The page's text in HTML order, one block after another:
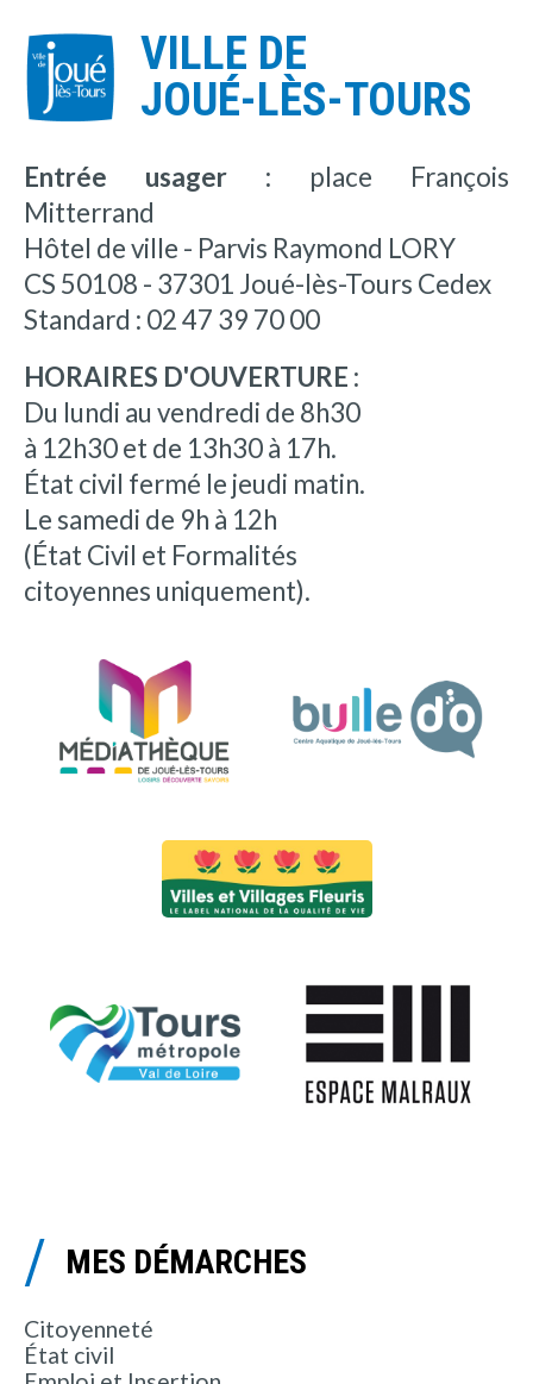
VILLE DE
JOUÉ-LÈS-TOURS
Entrée usager : place François
Mitterrand
Hôtel de ville - Parvis Raymond LORY
CS 50108 - 37301 Joué-lès-Tours Cedex
Standard : 02 47 39 70 00
HORAIRES D'OUVERTURE :
Du lundi au vendredi de 8h30
à 12h30 et de 13h30 à 17h.
État civil fermé le jeudi matin.
Le samedi de 9h à 12h
(État Civil et Formalités
citoyennes uniquement).
MES DÉMARCHES
Citoyenneté
État civil